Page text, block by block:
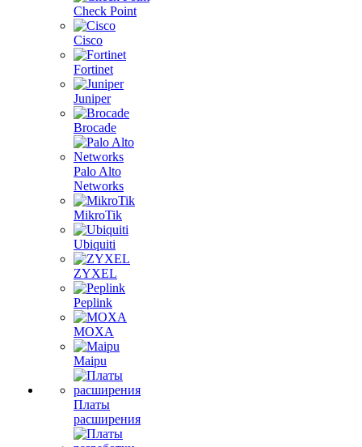
Check Point
Cisco
Fortinet
Juniper
Brocade
Palo Alto
Networks
MikroTik
Ubiquiti
ZYXEL
Peplink
MOXA
Maipu
Платы
расширения